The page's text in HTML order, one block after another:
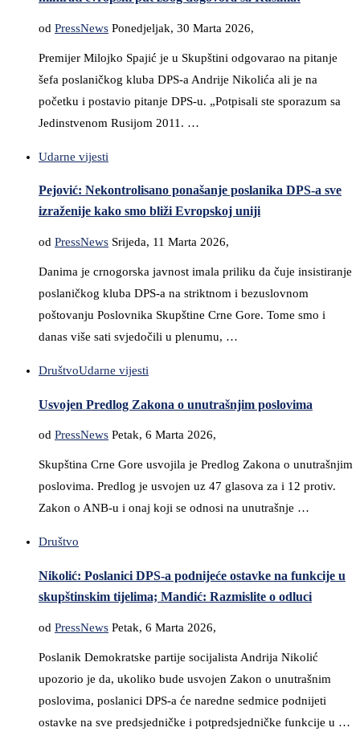
od PressNews Ponedjeljak, 30 Marta 2026,
Premijer Milojko Spajić je u Skupštini odgovarao na pitanje
šefa poslaničkog kluba DPS-a Andrije Nikolića ali je na
početku i postavio pitanje DPS-u. „Potpisali ste sporazum sa
Jedinstvenom Rusijom 2011. …
Udarne vijesti
Pejović: Nekontrolisano ponašanje poslanika DPS-a sve
izraženije kako smo bliži Evropskoj uniji
od PressNews Srijeda, 11 Marta 2026,
Danima je crnogorska javnost imala priliku da čuje insistiranje
poslaničkog kluba DPS-a na striktnom i bezuslovnom
poštovanju Poslovnika Skupštine Crne Gore. Tome smo i
danas više sati svjedočili u plenumu, …
DruštvoUdarne vijesti
Usvojen Predlog Zakona o unutrašnjim poslovima
od PressNews Petak, 6 Marta 2026,
Skupština Crne Gore usvojila je Predlog Zakona o unutrašnjim
poslovima. Predlog je usvojen uz 47 glasova za i 12 protiv.
Zakon o ANB-u i onaj koji se odnosi na unutrašnje …
Društvo
Nikolić: Poslanici DPS-a podnijeće ostavke na funkcije u
skupštinskim tijelima; Mandić: Razmislite o odluci
od PressNews Petak, 6 Marta 2026,
Poslanik Demokratske partije socijalista Andrija Nikolić
upozorio je da, ukoliko bude usvojen Zakon o unutrašnim
poslovima, poslanici DPS-a će naredne sedmice podnijeti
ostavke na sve predsjedničke i potpredsjedničke funkcije u …